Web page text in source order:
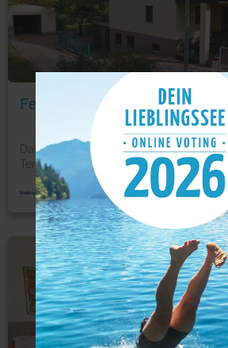
Ferienhaus Erkner
Das Ferienhaus Erkner in Erkner in
Terrasse und Gartenblick. Die
Ferienwohnung